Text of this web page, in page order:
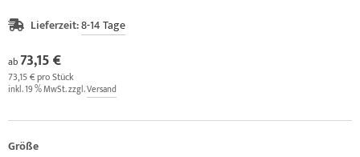
Lieferzeit:8-14 Tage
ab73,15 €
73,15 € pro Stück
inkl. 19 % MwSt. zzgl.Versand
Größe